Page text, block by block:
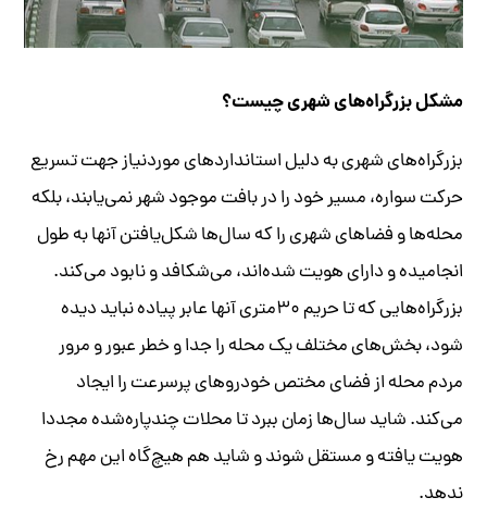
مشکل بزرگراه‌های شهری چیست؟
بزرگراه‌های شهری به دلیل استانداردهای موردنیاز جهت تسریع
حرکت سواره، مسیر خود را در بافت موجود شهر نمی‌یابند، بلکه
محله‌ها و فضاهای شهری را که سال‌ها شکل‌یافتن آنها به طول
انجامیده و دارای هویت شده‌اند، می‌شکافد و نابود می‌کند.
بزرگراه‌هایی که تا حریم ۳۰متری آنها عابر پیاده نباید دیده
شود، بخش‌های مختلف یک محله را جدا و خطر عبور و مرور
مردم محله از فضای مختص خودروهای پرسرعت را ایجاد
می‌کند. شاید سال‌ها زمان ببرد تا محلات چندپاره‌شده مجددا
هویت یافته و مستقل شوند و شاید هم هیچ‌گاه این مهم رخ
ندهد.